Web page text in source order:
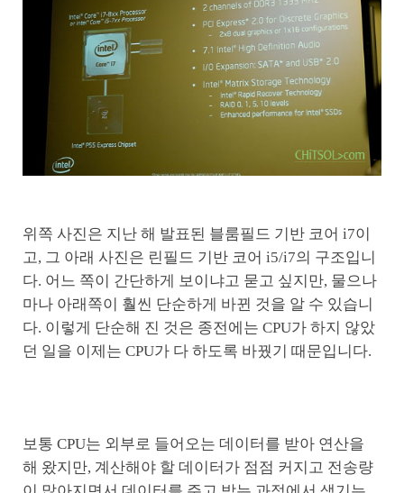
위쪽 사진은 지난 해 발표된 블룸필드 기반 코어 i7이
고, 그 아래 사진은 린필드 기반 코어 i5/i7의 구조입니
다. 어느 쪽이 간단하게 보이냐고 묻고 싶지만, 물으나
마나 아래쪽이 훨씬 단순하게 바뀐 것을 알 수 있습니
다. 이렇게 단순해 진 것은 종전에는 CPU가 하지 않았
던 일을 이제는 CPU가 다 하도록 바꿨기 때문입니다.
보통 CPU는 외부로 들어오는 데이터를 받아 연산을
해 왔지만, 계산해야 할 데이터가 점점 커지고 전송량